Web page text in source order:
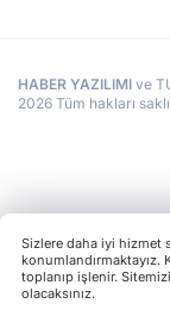
HABER YAZILIMI ve
2026 Tüm hakları
Sizlere daha iyi hizmet
konumlandırmaktayız.
toplanıp işlenir.
olacaksınız.